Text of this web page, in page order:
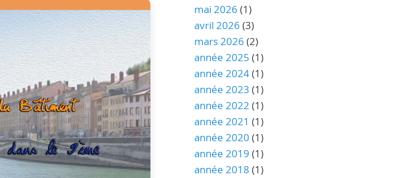
mai 2026 (1)
avril 2026 (3)
mars 2026 (2)
année 2025 (1)
année 2024(1)
année 2023 (1)
année 2022 (1)
année 2021 (1)
année 2020 (1)
année 2019 (1)
année 2018 (1)